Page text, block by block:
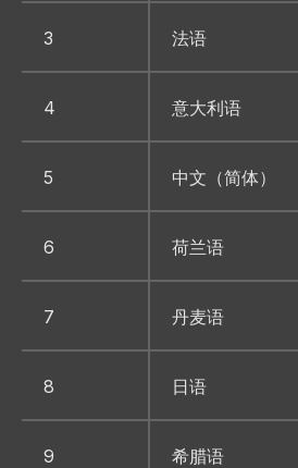
3 法语
4 意大利语
5 中文（简体）
6 荷兰语
7 丹麦语
8 日语
9 希腊语